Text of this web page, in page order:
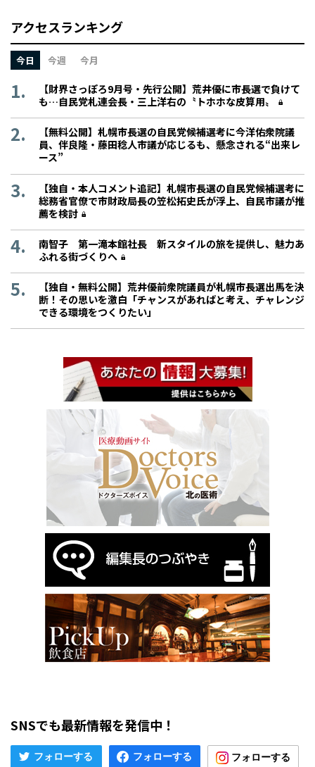
アクセスランキング
今日 今週 今月
【財界さっぽろ9月号・先行公開】荒井優に市長選で負けて
も…自民党札連会長・三上洋右の〝トホホな皮算用〟
【無料公開】札幌市長選の自民党候補選考に今洋佑衆院議
員、伴良隆・藤田稔人市議が応じるも、懸念される“出来レ
ース”
【独自・本人コメント追記】札幌市長選の自民党候補選考に
総務省官僚で市財政局長の笠松拓史氏が浮上、自民市議が推
薦を検討
南智子 第一滝本館社長 新スタイルの旅を提供し、魅力あ
ふれる街づくりへ
【独自・無料公開】荒井優前衆院議員が札幌市長選出馬を決
断！その思いを激白「チャンスがあればと考え、チャレンジ
できる環境をつくりたい」
SNSでも最新情報を発信中！